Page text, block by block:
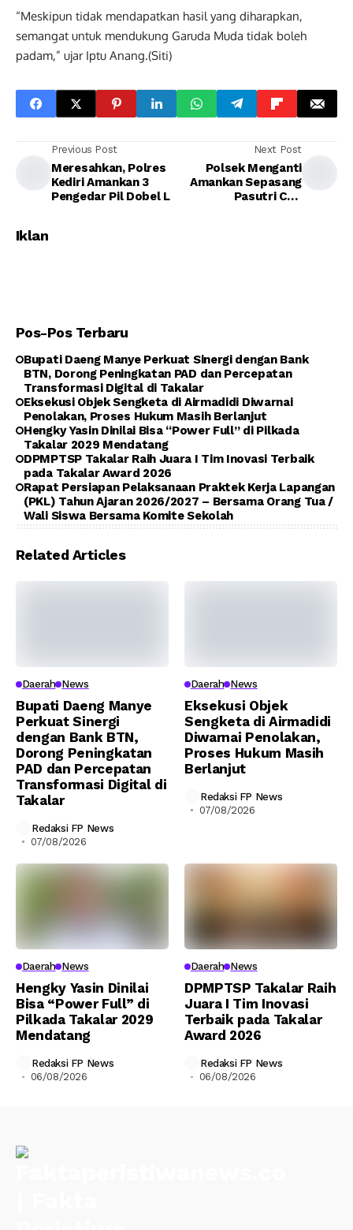
“Meskipun tidak mendapatkan hasil yang diharapkan,
semangat untuk mendukung Garuda Muda tidak boleh
padam,” ujar Iptu Anang.(Siti)
Previous Post
Meresahkan, Polres
Kediri Amankan 3
Pengedar Pil Dobel L
Next Post
Polsek Menganti
Amankan Sepasang
Pasutri Curi
Iklan
Pos-Pos Terbaru
Bupati Daeng Manye Perkuat Sinergi dengan Bank
BTN, Dorong Peningkatan PAD dan Percepatan
Transformasi Digital di Takalar
Eksekusi Objek Sengketa di Airmadidi Diwarnai
Penolakan, Proses Hukum Masih Berlanjut
Hengky Yasin Dinilai Bisa “Power Full” di Pilkada
Takalar 2029 Mendatang
DPMPTSP Takalar Raih Juara I Tim Inovasi Terbaik
pada Takalar Award 2026
Rapat Persiapan Pelaksanaan Praktek Kerja Lapangan
(PKL) Tahun Ajaran 2026/2027 – Bersama Orang Tua /
Wali Siswa Bersama Komite Sekolah
Related Articles
Daerah News
Bupati Daeng Manye
Perkuat Sinergi
dengan Bank BTN,
Dorong Peningkatan
PAD dan Percepatan
Transformasi Digital di
Takalar
Redaksi FP News
07/08/2026
Daerah News
Eksekusi Objek
Sengketa di Airmadidi
Diwarnai Penolakan,
Proses Hukum Masih
Berlanjut
Redaksi FP News
07/08/2026
Daerah News
Hengky Yasin Dinilai
Bisa “Power Full” di
Pilkada Takalar 2029
Mendatang
Redaksi FP News
06/08/2026
Daerah News
DPMPTSP Takalar Raih
Juara I Tim Inovasi
Terbaik pada Takalar
Award 2026
Redaksi FP News
06/08/2026